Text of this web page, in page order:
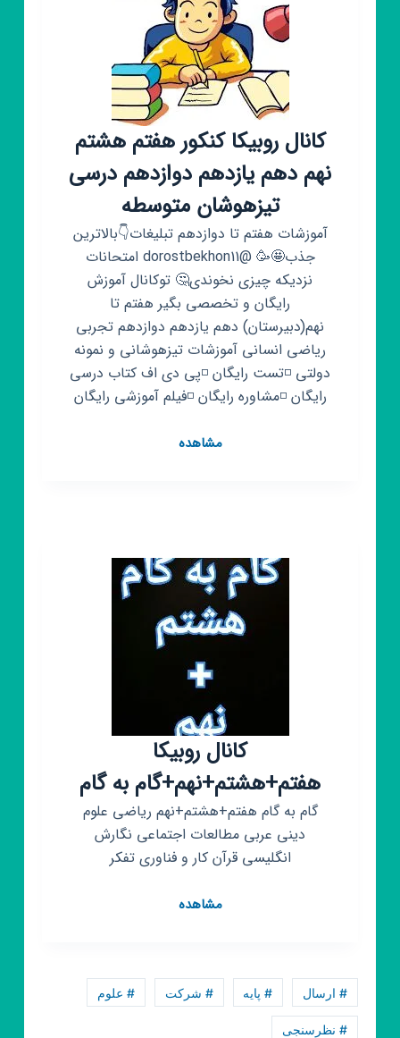
کانال روبیکا کنکور هفتم هشتم
نهم دهم یازدهم دوازدهم درسی
تیزهوشان متوسطه
آموزشات هفتم تا دوازدهم تبلیغات👇بالاترین
جذب🤩🥳 @dorostbekhon11 امتحانات
نزدیکه چیزی نخوندی🤔 توکانال آموزش
رایگان و تخصصی بگیر هفتم تا
نهم(دبیرستان) دهم یازدهم دوازدهم تجربی
ریاضی انسانی آموزشات تیزهوشانی و نمونه
دولتی ◽️تست رایگان ◽️پی دی اف کتاب درسی
رایگان ◽️مشاوره رایگان ◽️فیلم آموزشی رایگان
مشاهدهکانال
دهم
یازدهم
دوازدهم
درسی
تیزهوشان
کانال روبیکا
هفتم+هشتم+نهم+گام به گام
گام به گام هفتم+هشتم+نهم ریاضی علوم
دینی عربی مطالعات اجتماعی نگارش
انگلیسی قرآن کار و فناوری تفکر
مشاهدهکانال
گام
# ارسال # پایه # شرکت # علوم
# نظرسنجی